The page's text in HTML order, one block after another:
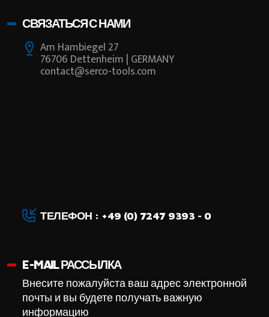
СВЯЗАТЬСЯ С НАМИ
Am Hambiegel 27
76706 Dettenheim | GERMANY
contact@serco-tools.com
ТЕЛЕФОН : +49 (0) 7247 9393 - 0
E-MAIL РАССЫЛКА
Внесите пожалуйста ваш адрес электронной
почты и вы будете получать важную
информацию